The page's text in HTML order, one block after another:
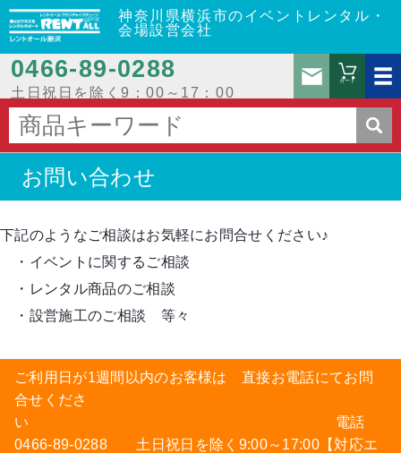
神奈川県横浜市のイベントレンタル・
会場設営会社
0466‐89‐0288
土日祝日を除く9：00～17：00
お問
カート
お問い合わせ
下記のようなご相談はお気軽にお問合せください♪
・イベントに関するご相談
・レンタル商品のご相談
・設営施工のご相談 等々
ご利用日が1週間以内のお客様は 直接お電話にてお問
合せくださ
い 電話
0466-89-0288 土日祝日を除く9:00～17:00【対応エ